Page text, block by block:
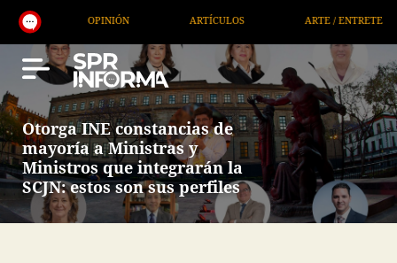
ARTÍCULOS ARTE / ENTRETENIMIENTO
Otorga INE constancias de
mayoría a Ministras y
Ministros que integrarán la
SCJN: estos son sus perfiles